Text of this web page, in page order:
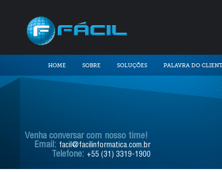
HOME SOBRE SOLUÇÕES PALAVRA DO
Venha conversar com nosso time!
Email: facil@facilinformatica.com.br
Telefone: +55 (31) 3319-1900